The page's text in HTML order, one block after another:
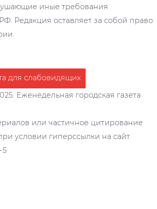
иные требования
Редакция оставляет за собой право
для слабовидящих
.
Еженедельная городская газета
или частичное цитирование
условии гиперссылки на сайт
5